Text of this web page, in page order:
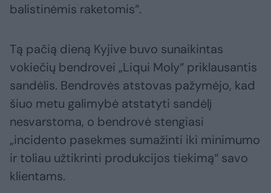
balistinėmis raketomis“.
Tą pačią dieną Kyjive buvo sunaikintas
vokiečių bendrovei „Liqui Moly“ priklausantis
sandėlis. Bendrovės atstovas pažymėjo, kad
šiuo metu galimybė atstatyti sandėlį
nesvarstoma, o bendrovė stengiasi
„incidento pasekmes sumažinti iki minimumo
ir toliau užtikrinti produkcijos tiekimą“ savo
klientams.